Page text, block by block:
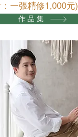
一張精修1,000元)
作品集